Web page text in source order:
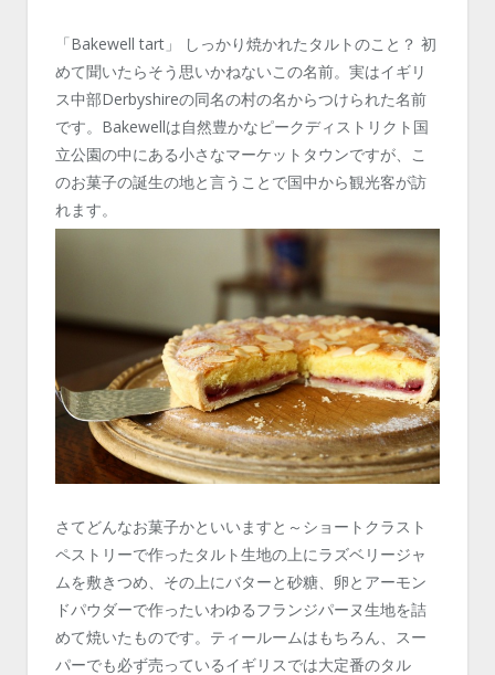
「Bakewell tart」 しっかり焼かれたタルトのこと？ 初
めて聞いたらそう思いかねないこの名前。実はイギリ
ス中部Derbyshireの同名の村の名からつけられた名前
です。Bakewellは自然豊かなピークディストリクト国
立公園の中にある小さなマーケットタウンですが、こ
のお菓子の誕生の地と言うことで国中から観光客が訪
れます。
さてどんなお菓子かといいますと～ショートクラスト
ペストリーで作ったタルト生地の上にラズベリージャ
ムを敷きつめ、その上にバターと砂糖、卵とアーモン
ドパウダーで作ったいわゆるフランジパーヌ生地を詰
めて焼いたものです。ティールームはもちろん、スー
パーでも必ず売っているイギリスでは大定番のタル